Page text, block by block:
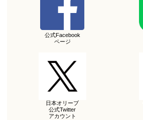
公式Facebook
ページ
日本オリーブ
公式Twitter
アカウント